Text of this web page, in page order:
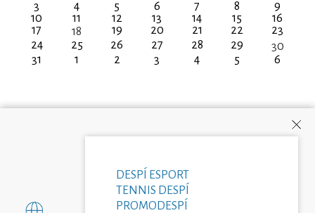
3
4 5 6 7 8
9
10
11 12 13 14 15
16
17
18 19 20 21 22
23
24
25 26 27 28 29
30
31
1 2 3 4 5 6
DESPÍ ESPORT
TENNIS DESPÍ
PROMODESPÍ